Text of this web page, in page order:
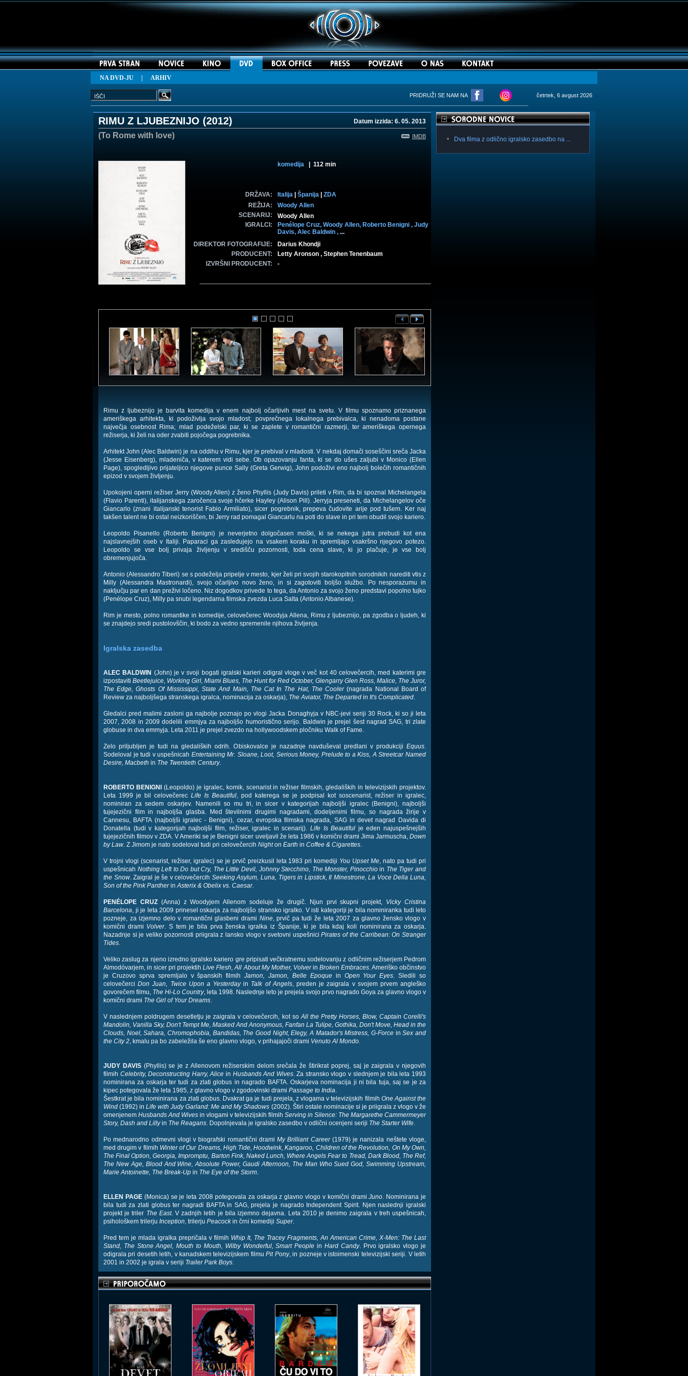
NA DVD-JU ARHIV
PRIDRUŽI SE NAM NA četrtek, 6 avgust 2026
RIMU Z LJUBEZNIJO (2012) Datum izzida: 6. 05. 2013
(To Rome with love) IMDB
komedija | 112 min
DRŽAVA: Italija Španija
ZDA
REŽIJA:
Woody Allen
SCENARIJ:
Woody Allen
IGRALCI:
Penélope Cruz, Woody Allen, Roberto Benigni , Judy
Davis, Alec Baldwin , ...
DIREKTOR FOTOGRAFIJE:
Darius Khondji
PRODUCENT:
Letty Aronson , Stephen Tenenbaum
IZVRŠNI PRODUCENT:
-
Rimu z ljubeznijo je barvita komedija v enem najbolj očarljivih mest na svetu. V filmu spoznamo priznanega
ameriškega arhitekta, ki podoživlja svojo mladost; povprečnega lokalnega prebivalca, ki nenadoma postane
največja osebnost Rima; mlad podeželski par, ki se zaplete v romantični razmerji, ter ameriškega opernega
režiserja, ki želi na oder zvabiti pojočega pogrebnika.
Arhitekt John (Alec Baldwin) je na oddihu v Rimu, kjer je prebival v mladosti. V nekdaj domači soseščini sreča Jacka
(Jesse Eisenberg), mladeniča, v katerem vidi sebe. Ob opazovanju fanta, ki se do ušes zaljubi v Monico (Ellen
Page), spogledljivo prijateljico njegove punce Sally (Greta Gerwig), John podoživi eno najbolj bolečih romantičnih
epizod v svojem življenju.
Upokojeni operni režiser Jerry (Woody Allen) z ženo Phyllis (Judy Davis) prileti v Rim, da bi spoznal Michelangela
(Flavio Parenti), italijanskega zaročenca svoje hčerke Hayley (Alison Pill). Jerryja preseneti, da Michelangelov oče
Giancarlo (znani italijanski tenorist Fabio Armiliato), sicer pogrebnik, prepeva čudovite arije pod tušem. Ker naj
takšen talent ne bi ostal neizkoriščen, bi Jerry rad pomagal Giancarlu na poti do slave in pri tem obudil svojo kariero.
Leopoldo Pisanello (Roberto Benigni) je neverjetno dolgočasen moški, ki se nekega jutra prebudi kot ena
najslavnejših oseb v Italiji. Paparaci ga zasledujejo na vsakem koraku in spremljajo vsakršno njegovo potezo.
Leopoldo se vse bolj privaja življenju v središču pozornosti, toda cena slave, ki jo plačuje, je vse bolj
obremenjujoča.
Antonio (Alessandro Tiberi) se s podeželja pripelje v mesto, kjer želi pri svojih starokopitnih sorodnikih narediti vtis z
Milly (Alessandra Mastronardi), svojo očarljivo novo ženo, in si zagotoviti boljšo službo. Po nesporazumu in
naključju par en dan preživi ločeno. Niz dogodkov privede to tega, da Antonio za svojo ženo predstavi popolno tujko
(Penélope Cruz), Milly pa snubi legendarna filmska zvezda Luca Salta (Antonio Albanese).
Rim je mesto, polno romantike in komedije, celovečerec Woodyja Allena, Rimu z ljubeznijo, pa zgodba o ljudeh, ki
se znajdejo sredi pustolovščin, ki bodo za vedno spremenile njihova življenja.
Igralska zasedba
ALEC BALDWIN (John) je v svoji bogati igralski karieri odigral vloge v več kot 40 celovečercih, med katerimi gre
izpostaviti Beetlejuice, Working Girl, Miami Blues, The Hunt for Red October, Glengarry Glen Ross, Malice, The Juror,
The Edge, Ghosts Of Mississippi, State And Main, The Cat In The Hat, The Cooler(nagrada National Board of
Review za najboljšega stranskega igralca, nominacija za oskarja), The Aviator, The Departed in It's Complicated.
Gledalci pred malimi zasloni ga najbolje poznajo po vlogi Jacka Donaghyja v NBC-jevi seriji 30 Rock, ki so ji leta
2007, 2008 in 2009 dodelili emmjya za najboljšo humoristično serijo. Baldwin je prejel šest nagrad SAG, tri zlate
globuse in dva emmyja. Leta 2011 je prejel zvezdo na hollywoodskem pločniku Walk of Fame.
Zelo priljubljen je tudi na gledaliških odrih. Obiskovalce je nazadnje navduševal predlani v produkciji Equus.
Sodeloval je tudi v uspešnicah Entertaining Mr. Sloane, Loot, Serious Money, Prelude to a Kiss, A Streetcar Named
Desire, Macbeth in The Twentieth Century.
ROBERTO BENIGNI
(Leopoldo) je igralec, komik, scenarist in režiser filmskih, gledaliških in televizijskih projektov.
Leta 1999 je bil celovečerec Life Is Beautiful, pod katerega se je podpisal kot soscenarist, režiser in igralec,
nominiran za sedem oskarjev. Namenili so mu tri, in sicer v kategorijah najboljši igralec (Benigni), najboljši
tujejezični film in najboljša glasba. Med številnimi drugimi nagradami, dodeljenimi filmu, so nagrada žirije v
Cannesu, BAFTA (najboljši igralec - Benigni), cezar, evropska filmska nagrada, SAG in devet nagrad Davida di
Donatella (tudi v kategorijah najboljši film, režiser, igralec in scenarij). Life Is Beautiful je eden najuspešnejših
tujejezičnih filmov v ZDA. V Ameriki se je Benigni sicer uveljavil že leta 1986 v komični drami Jima Jarmuscha, Down
by Law. Z Jimom je nato sodeloval tudi pri celovečercih Night on Earth in Coffee & Cigarettes.
V trojni vlogi (scenarist, režiser, igralec) se je prvič preizkusil leta 1983 pri komediji You Upset Me, nato pa tudi pri
uspešnicah Nothing Left to Do but Cry, The Little Devil, Johnny Stecchino, The Monster, Pinocchioin The Tiger and
the Snow. Zaigral je še v celovečercih Seeking Asylum, Luna, Tigers in Lipstick, Il Minestrone, La Voce Della Luna,
Son of the Pink PantherinAsterix & Obelix vs. Caesar.
PENÉLOPE CRUZ(Anna) z Woodyjem Allenom sodeluje že drugič. Njun prvi skupni projekt, Vicky Cristina
Barcelona, ji je leta 2009 prinesel oskarja za najboljšo stransko igralko. V isti kategoriji je bila nominiranka tudi leto
pozneje, za izjemno delo v romantični glasbeni drami Nine, prvič pa tudi že leta 2007 za glavno žensko vlogo v
komični drami Volver. S tem je bila prva ženska igralka iz Španije, ki je bila kdaj koli nominirana za oskarja.
Nazadnje si je veliko pozornosti priigrala z lansko vlogo v svetovni uspešniciPirates of the Carribean: On Stranger
Tides.
Veliko zaslug za njeno izredno igralsko kariero gre pripisati večkratnemu sodelovanju z odličnim režiserjem Pedrom
Almodóvarjem, in sicer pri projektihLive Flesh, All About My Mother, Volverin Broken Embraces. Ameriško občinstvo
je Cruzovo sprva spremljalo v španskih filmihJamon, Jamon, Belle Epoquein Open Your Eyes. Sledili so
celovečerciDon Juan, Twice Upon a Yesterdayin Talk of Angels, preden je zaigrala v svojem prvem angleško
govorečem filmu, The Hi-Lo Country, leta 1998. Naslednje leto je prejela svojo prvo nagrado Goya za glavno vlogo v
komični drami The Girl of Your Dreams.
V naslednjem poldrugem desetletju je zaigrala v celovečercih, kot soAll the Pretty Horses, Blow, Captain Corelli's
Mandolin, Vanilla Sky, Don't Tempt Me, Masked And Anonymous, Fanfan La Tulipe, Gothika, Don't Move, Head in the
Clouds, Noel, Sahara, Chromophobia, Bandidas, The Good Night, Elegy, A Matador's Mistress, G-Force inSex and
the City 2, kmalu pa bo zabeležila še eno glavno vlogo, v prihajajoči drami Venuto Al Mondo.
JUDY DAVIS(Phyllis) se je z Allenovom režiserskim delom srečala že štirikrat poprej, saj je zaigrala v njegovih
filmih Celebrity, Deconstructing Harry, Alice in Husbands And Wives. Za stransko vlogo v slednjem je bila leta 1993
nominirana za oskarja ter tudi za zlati globus in nagrado BAFTA. Oskarjeva nominacija ji ni bila tuja, saj se je za
kipec potegovala že leta 1985, z glavno vlogo v zgodovinski drami Passage to India.
Šestkrat je bila nominirana za zlati globus. Dvakrat ga je tudi prejela, z vlogama v televizijskih filmih One Against the
Wind (1992) inLife with Judy Garland: Me and My Shadows (2002). Štiri ostale nominacije si je priigrala z vlogo v že
omenjenem Husbands And Wives in vlogami v televizijskih filmih Serving in Silence: The Margarethe Cammermeyer
Story, Dash and Lillyin The Reagans. Dopolnjevala je igralsko zasedbo v odlični ocenjeni seriji The Starter Wife.
Po mednarodno odmevni vlogi v biografski romantični dramiMy Brilliant Career(1979) je nanizala neštete vloge,
med drugim v filmih Winter of Our Dreams, High Tide, Hoodwink, Kangaroo, Children of the Revolution, On My Own,
The Final Option, Georgia, Impromptu, Barton Fink, Naked Lunch, Where Angels Fear to Tread, Dark Blood, The Ref,
The New Age, Blood And Wine, Absolute Power, Gaudi Afternoon, The Man Who Sued God, Swimming Upstream,
Marie Antoinette, The Break-Up in The Eye of the Storm.
ELLEN PAGE(Monica) se je leta 2008 potegovala za oskarja z glavno vlogo v komični dramiJuno. Nominirana je
bila tudi za zlati globus ter nagradi BAFTA in SAG, prejela je nagrado Independent Spirit. Njen naslednji igralski
projekt je triler The East. V zadnjih letih je bila izjemno dejavna. Leta 2010 je denimo zaigrala v treh uspešnicah,
psihološkem trilerju Inception, trilerju Peacockin črni komediji Super.
Pred tem je mlada igralka prepričala v filmih Whip It, The Tracey Fragments, An American Crime, X-Men: The Last
Stand, The Stone Angel, Mouth to Mouth, Wilby Wonderful, Smart People in Hard Candy. Prvo igralsko vlogo je
odigrala pri desetih letih, v kanadskem televizijskem filmuPit Pony, in pozneje v istoimenski televizijski seriji. V letih
2001 in 2002 je igrala v seriji Trailer Park Boys.
Dva filma z odlično igralsko zasedbo na ...